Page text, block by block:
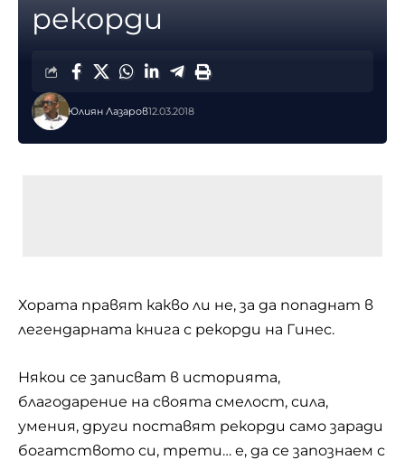
рекорди
Юлиян Лазаров12.03.2018
Хората правят какво ли не, за да попаднат в
легендарната книга с рекорди на Гинес.
Някои се записват в историята,
благодарение на своята смелост, сила,
умения, други поставят рекорди само заради
богатството си, трети… е, да се запознаем с